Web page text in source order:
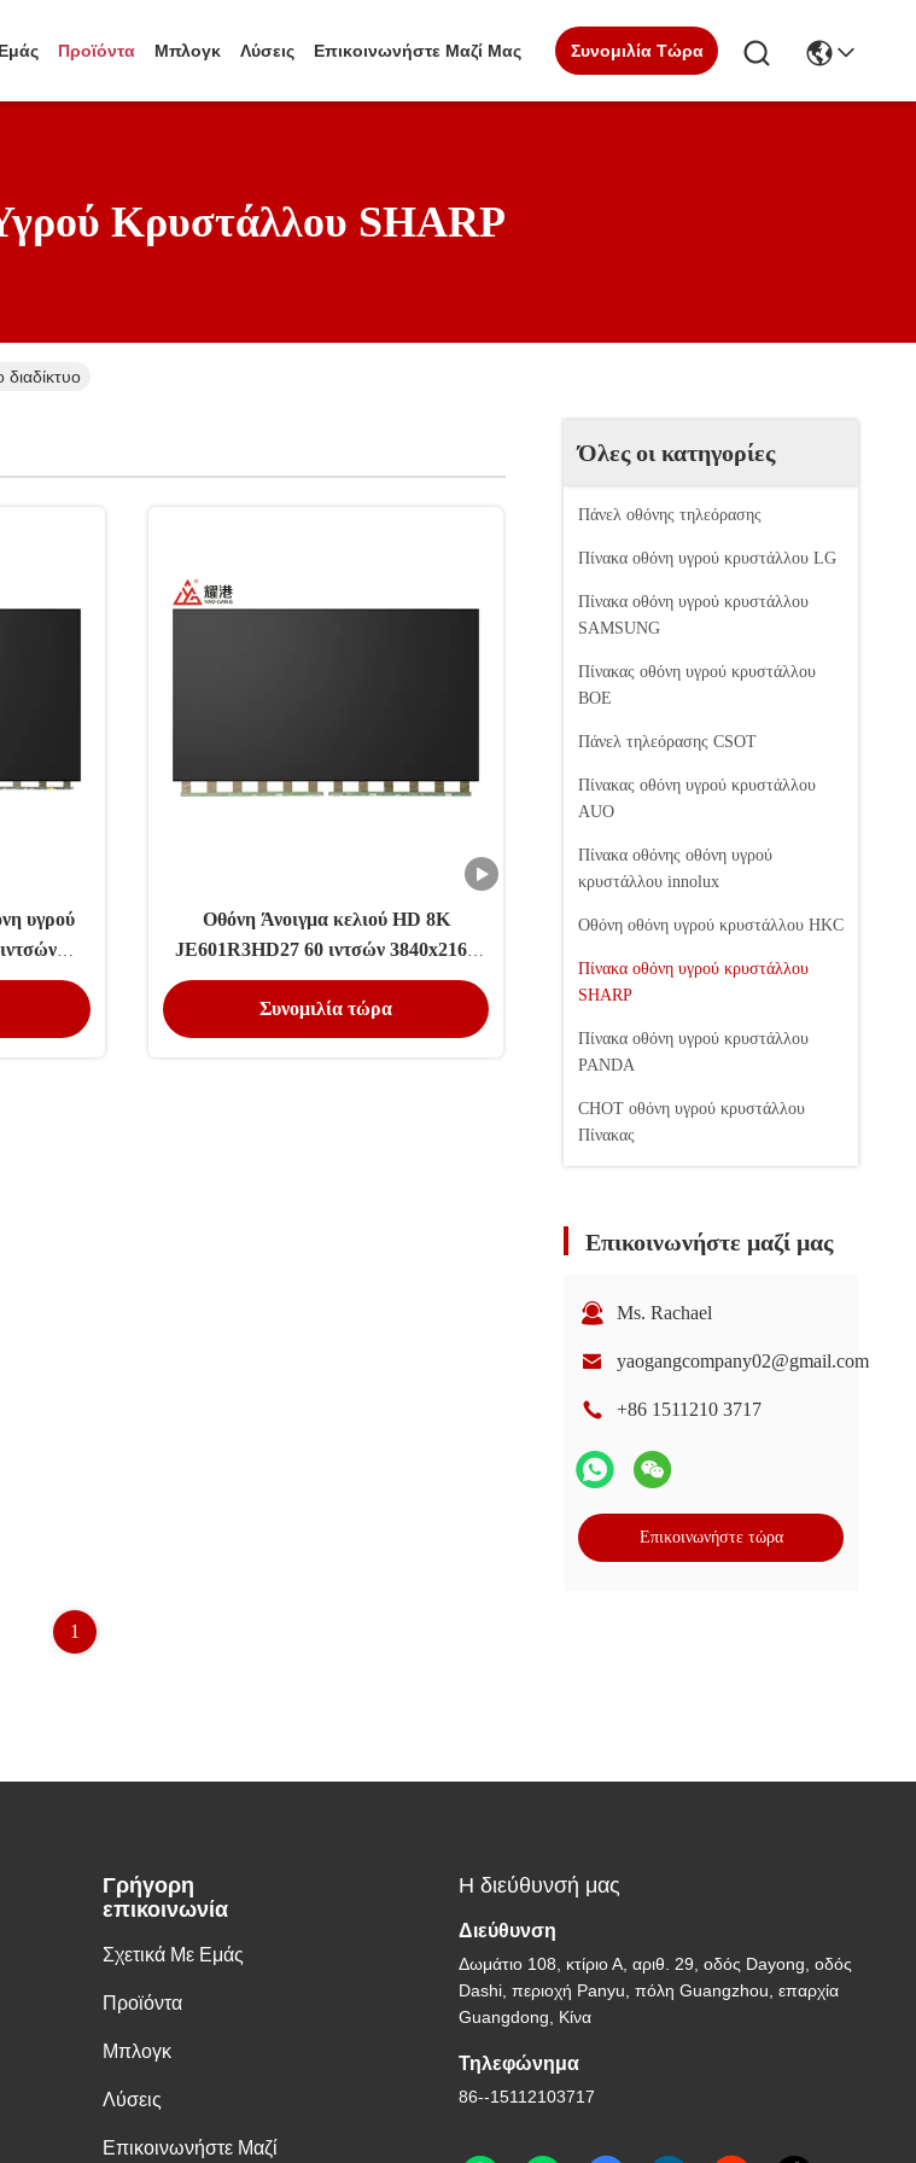
Προϊόντα Μπλογκ Λύσεις Επικοινωνήστε Μαζί Μας Συνομιλία Τώρα
Κρυστάλλου SHARP
Όλες οι κατηγορίες
Πάνελ οθόνης τηλεόρασης
Πίνακα οθόνη υγρού κρυστάλλου LG
Πίνακα οθόνη υγρού κρυστάλλου
SAMSUNG
Πίνακας οθόνη υγρού κρυστάλλου
BOE
Πάνελ τηλεόρασης CSOT
Πίνακας οθόνη υγρού κρυστάλλου
AUO
Πίνακα οθόνης οθόνη υγρού
κρυστάλλου innolux
Οθόνη οθόνη υγρού κρυστάλλου HKC
Πίνακα οθόνη υγρού κρυστάλλου
SHARP
Πίνακα οθόνη υγρού κρυστάλλου
PANDA
CHOT οθόνη υγρού κρυστάλλου
Πίνακας
Επικοινωνήστε μαζί μας
Ms. Rachael
yaogangcompany02@gmail.com
+86 1511210 3717
Επικοινωνήστε τώρα
υγρού
51 Pins
Οθόνη Άνοιγμα κελιού HD 8K
JE601R3HD27 60 ιντσών 3840x2160
Sharp οθόνη υγρού κρυστάλλου
Display Πίνακαςs
Συνομιλία τώρα
1
Γρήγορη
επικοινωνία
Σχετικά Με Εμάς
Προϊόντα
Μπλογκ
Λύσεις
Επικοινωνήστε Μαζί
Η διεύθυνσή μας
Διεύθυνση
Δωμάτιο 108, κτίριο Α, αριθ. 29, οδός Dayong, οδός
Dashi, περιοχή Panyu, πόλη Guangzhou, επαρχία
Guangdong, Κίνα
Τηλεφώνημα
86--15112103717